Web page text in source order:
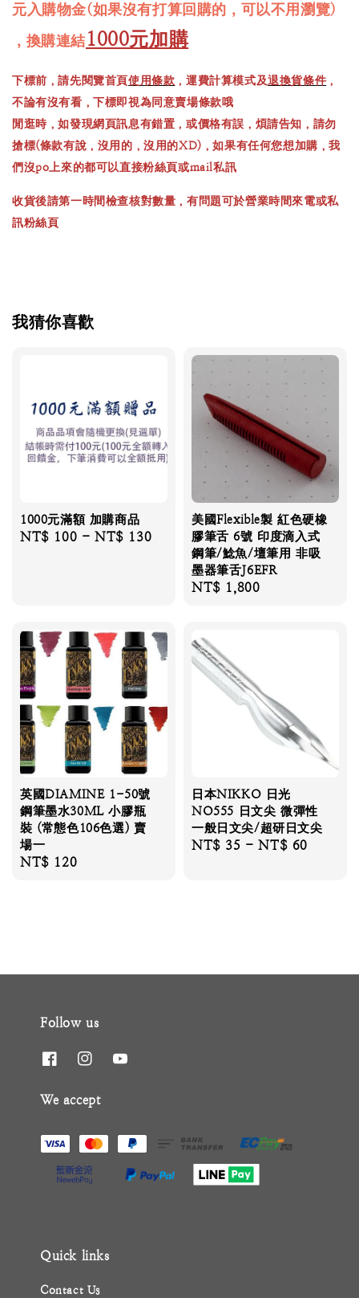
元入購物金(如果沒有打算回購的，可以不用瀏覽)
，換購連結1000元加購
下標前，請先閱覽首頁使用條款 ，運費計算模式及退換貨條件 ，
不論有沒有看，下標即視為同意賣場條款哦
閒逛時，如發現網頁訊息有錯置，或價格有誤，煩請告知，請勿
搶標(條款有說，沒用的，沒用的XD)，如果有任何您想加購，我
們沒po上來的都可以直接粉絲頁或mail私訊
收貨後請第一時間檢查核對數量，有問題可於營業時間來電或私
訊粉絲頁
我猜你喜歡
1000元滿額 加購商品
Regular
NT$ 100 -NT$ 130
美國Flexible製 紅色硬橡
膠筆舌 6號 印度滴入式
鋼筆/鯰魚/壇筆用 非吸
墨器筆舌J6EFR
Regular
NT$ 1,800
英國DIAMINE 1-50號
鋼筆墨水30ML 小膠瓶
裝 (常態色106色選) 賣
場一
Regular
NT$ 120
日本NIKKO 日光
NO555 日文尖 微彈性
一般日文尖/超研日文尖
Regular
NT$ 35 -NT$ 60
Follow us
We accept
Quick links
Contact Us